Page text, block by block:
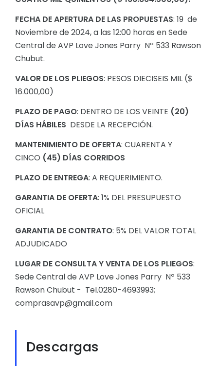
FECHA DE APERTURA DE LAS PROPUESTAS: 19 de
Noviembre de 2024, a las 12:00 horas en Sede
Central de AVP Love Jones Parry Nº 533 Rawson
Chubut.
VALOR DE LOS PLIEGOS: PESOS DIECISEIS MIL ($
16.000,00)
PLAZO DE PAGO: DENTRO DE LOS VEINTE (20)
DÍAS HÁBILES DESDE LA RECEPCIÓN.
MANTENIMIENTO DE OFERTA: CUARENTA Y
CINCO (45) DÍAS CORRIDOS
PLAZO DE ENTREGA: A REQUERIMIENTO.
GARANTIA DE OFERTA: 1% DEL PRESUPUESTO
OFICIAL
GARANTIA DE CONTRATO: 5% DEL VALOR TOTAL
ADJUDICADO
LUGAR DE CONSULTA Y VENTA DE LOS PLIEGOS:
Sede Central de AVP Love Jones Parry Nº 533
Rawson Chubut - Tel.0280-4693993;
comprasavp@gmail.com
Descargas